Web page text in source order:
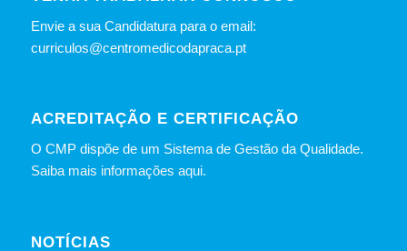
Envie a sua Candidatura para o email:
curriculos@centromedicodapraca.pt
ACREDITAÇÃO E CERTIFICAÇÃO
O CMP dispõe de um Sistema de Gestão da Qualidade.
Saiba mais informações aqui.
NOTÍCIAS